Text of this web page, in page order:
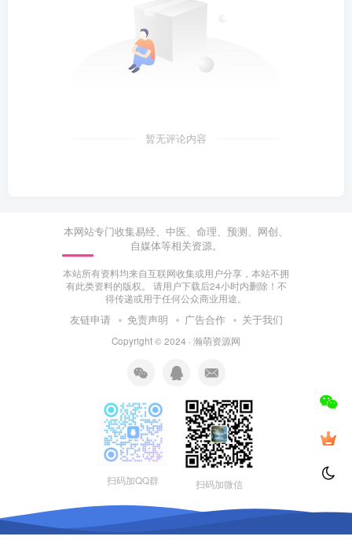
暂无评论内容
本网站专门收集易经、中医、命理、预测、网创、
自媒体等相关资源。
本站所有资料均来自互联网收集或用户分享，本站不拥
有此类资料的版权。 请用户下载后24小时内删除！不
得传递或用于任何公众商业用途。
友链申请 免责声明 广告合作 关于我们
Copyright © 2024 · 瀚萌资源网
扫码加QQ群 扫码加微信